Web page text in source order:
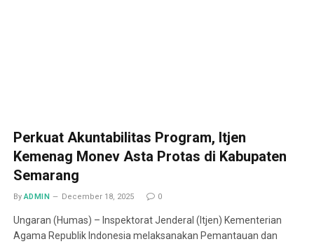
Perkuat Akuntabilitas Program, Itjen
Kemenag Monev Asta Protas di Kabupaten
Semarang
By ADMIN December 18, 2025 0
Ungaran (Humas) – Inspektorat Jenderal (Itjen) Kementerian
Agama Republik Indonesia melaksanakan Pemantauan dan